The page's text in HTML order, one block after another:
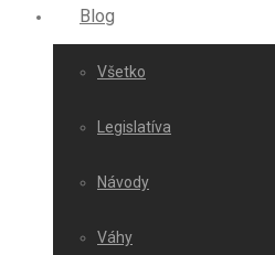
Blog
Všetko
Legislatíva
Návody
Váhy